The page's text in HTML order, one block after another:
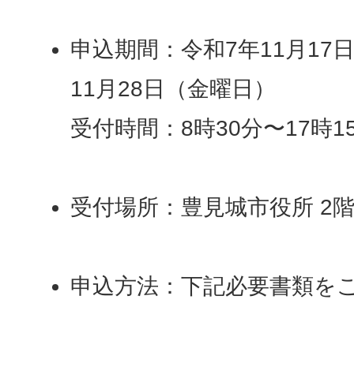
申込期間：令和7年11月17
11月28日（金曜日）
受付時間：8時30分〜17時
受付場所：豊見城市役所 2
申込方法：下記必要書類を